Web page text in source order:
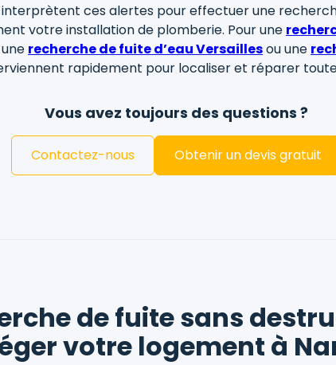
interprètent ces alertes pour effectuer une
votre installation de plomberie. Pour une
une recherche de fuite d’eau Versaillesou une
rapidement pour localiser et réparer
Vous avez toujours des questions ?
Contactez-nous Obtenir un devis gratuit
de fuite sans
votre logement à